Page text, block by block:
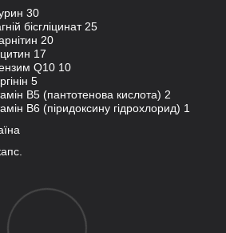
30
бісгліцинат 25
20
17
Q10 10
5
В5 (пантотенова кислота) 2
В6 (піридоксину гідрохлорид) 1